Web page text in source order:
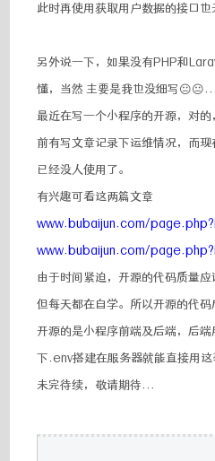
此时再使用获取用户数据的接口也
另外说一下，如果没有PHP和
懂，当然 主要是我也没细写😐😐...
最近在写一个小程序的开源，对
前有写文章记录下运维情况，而
已经没人使用了。
有兴趣可看这两篇文章
www.bubaijun.com/
www.bubaijun.com/
由于时间紧迫，开源的代码质量应
但每天都在自学。所以开源的代码
开源的是小程序前端及后端，后
下.env搭建在服务器就能直接用这
未完待续，敬请期待...